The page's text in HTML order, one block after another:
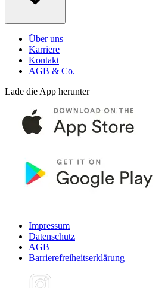
Über uns
Karriere
Kontakt
AGB & Co.
Lade die App herunter
Impressum
Datenschutz
AGB
Barrierefreiheitserklärung